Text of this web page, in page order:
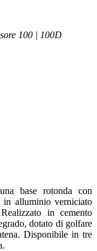
100 | 100D
base rotonda con
in alluminio verniciato
in cemento
dotato di golfare
Disponibile in tre